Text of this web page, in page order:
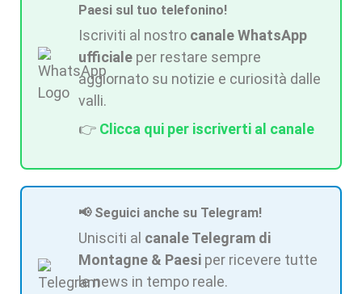
Paesi sul tuo telefonino!
Iscriviti al nostro canale WhatsApp
ufficiale per restare sempre
aggiornato su notizie e curiosità dalle
valli.
👉 Clicca qui per iscriverti al canale
📢 Seguici anche su Telegram!
Unisciti al canale Telegram di
Montagne & Paesi per ricevere tutte
le news in tempo reale.